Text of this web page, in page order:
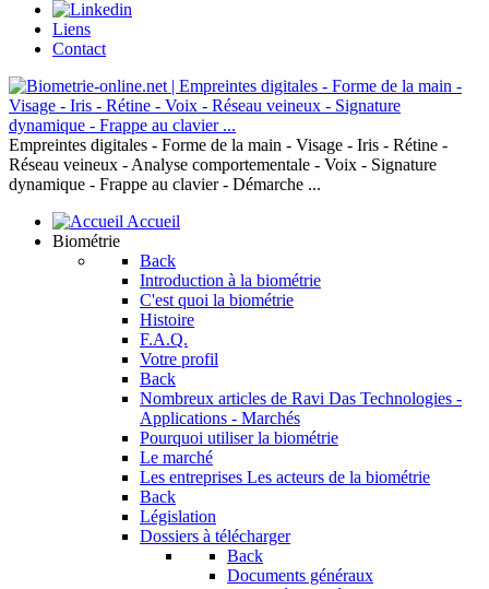
Liens
Contact
Empreintes digitales - Forme de la main - Visage - Iris - Rétine -
Réseau veineux - Analyse comportementale - Voix - Signature
dynamique - Frappe au clavier - Démarche ...
Accueil
Biométrie
Back
Introduction à la biométrie
C'est quoi la biométrie
Histoire
F.A.Q.
Votre profil
Back
Nombreux articles de Ravi Das Technologies -
Applications - Marchés
Pourquoi utiliser la biométrie
Le marché
Les entreprises Les acteurs de la biométrie
Back
Législation
Dossiers à télécharger
Back
Documents généraux